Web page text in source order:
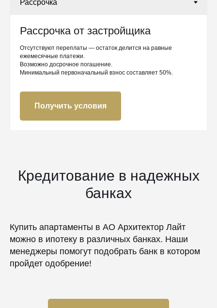
Рассрочка от застройщика
Отсутствуют переплаты — остаток делится на равные
ежемесячные платежи.
Возможно досрочное погашение.
Минимальный первоначальный взнос составляет 50%.
Получить условия
Кредитование в надежных
банках
Купить апартаменты в АО Архитектор Лайт
можно в ипотеку в различных банках. Наши
менеджеры помогут подобрать банк в котором
пройдет одобрение!